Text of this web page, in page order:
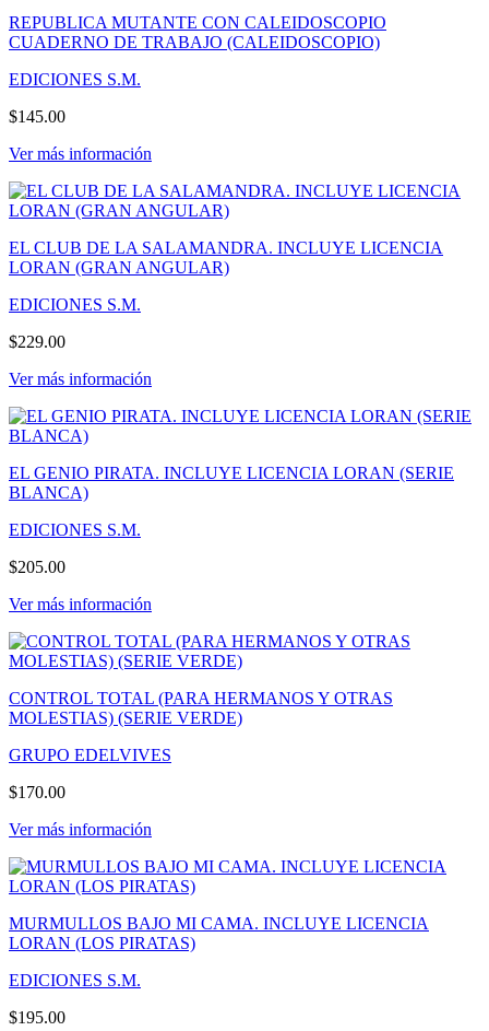
REPUBLICA MUTANTE CON CALEIDOSCOPIO
CUADERNO DE TRABAJO (CALEIDOSCOPIO)
EDICIONES S.M.
$145.00
Ver más información
EL CLUB DE LA SALAMANDRA. INCLUYE LICENCIA
LORAN (GRAN ANGULAR)
EDICIONES S.M.
$229.00
Ver más información
EL GENIO PIRATA. INCLUYE LICENCIA LORAN (SERIE
BLANCA)
EDICIONES S.M.
$205.00
Ver más información
CONTROL TOTAL (PARA HERMANOS Y OTRAS
MOLESTIAS) (SERIE VERDE)
GRUPO EDELVIVES
$170.00
Ver más información
MURMULLOS BAJO MI CAMA. INCLUYE LICENCIA
LORAN (LOS PIRATAS)
EDICIONES S.M.
$195.00